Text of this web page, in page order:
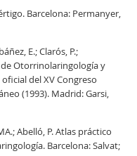
Barcelona: Permanyer,
E.; Clarós, P.;
de Otorrinolaringología y
del XV Congreso
(1993). Madrid: Garsi,
Abelló, P. Atlas práctico
Barcelona: Salvat;